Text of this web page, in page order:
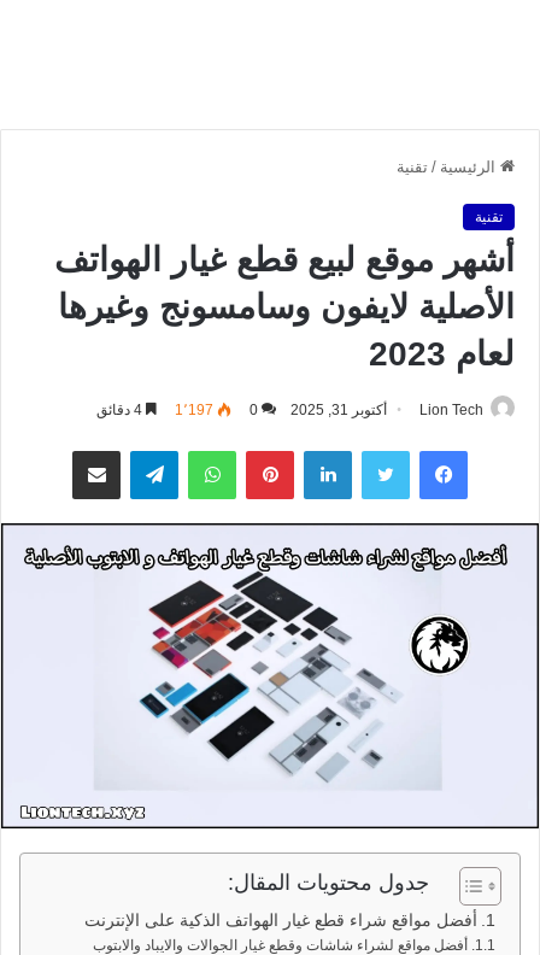
الرئيسية / تقنية
تقنية
أشهر موقع لبيع قطع غيار الهواتف
الأصلية لايفون وسامسونج وغيرها
لعام 2023
Lion Tech أكتوبر 31, 2025 0 1٬197
فيسبوك تويتر لينكدإن بينتيريستواتساب تيلقرام مشاركة عبر البريد
جدول محتويات المقال:
أفضل مواقع شراء قطع غيار الهواتف الذكية على الإنترنت
أفضل مواقع لشراء شاشات وقطع غيار الجوالات والايباد والابتوب